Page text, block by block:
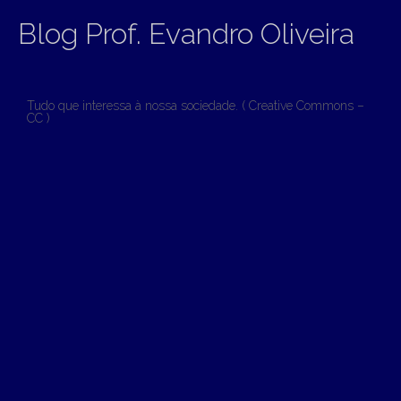
Blog Prof. Evandro Oliveira
Tudo que interessa à nossa sociedade. ( Creative Commons –
CC )